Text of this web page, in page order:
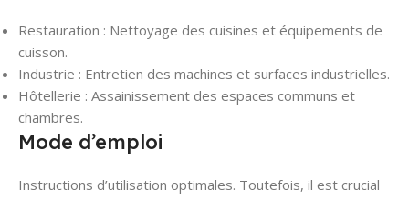
Restauration : Nettoyage des cuisines et équipements de
cuisson.
Industrie : Entretien des machines et surfaces industrielles.
Hôtellerie : Assainissement des espaces communs et
chambres.
Mode d’emploi
Instructions d’utilisation optimales. Toutefois, il est crucial